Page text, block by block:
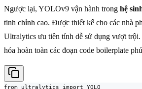
Ngược lại, YOLOv9 vận hành trong hệ
tinh chỉnh cao. Được thiết kế cho các nhà
Ultralytics ưu tiên tính dễ sử dụng vượt trội.
hóa hoàn toàn các đoạn code boilerplate
from ultralytics import YOLO